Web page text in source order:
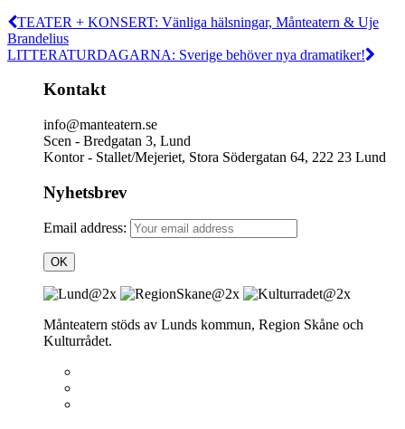
TEATER + KONSERT: Vänliga hälsningar, Månteatern & Uje
Brandelius
LITTERATURDAGARNA: Sverige behöver nya dramatiker!
Kontakt
info@manteatern.se
Scen - Bredgatan 3, Lund
Kontor - Stallet/Mejeriet, Stora Södergatan 64, 222 23 Lund
Nyhetsbrev
Email address:
Månteatern stöds av Lunds kommun, Region Skåne och
Kulturrådet.